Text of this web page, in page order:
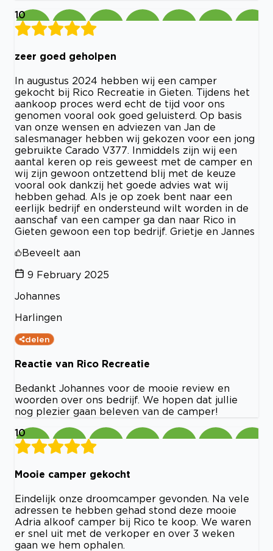
10
zeer goed geholpen
In augustus 2024 hebben wij een camper
gekocht bij Rico Recreatie in Gieten. Tijdens het
aankoop proces werd echt de tijd voor ons
genomen vooral ook goed geluisterd. Op basis
van onze wensen en adviezen van Jan de
salesmanager hebben wij gekozen voor een jong
gebruikte Carado V377. Inmiddels zijn wij een
aantal keren op reis geweest met de camper en
wij zijn gewoon ontzettend blij met de keuze
vooral ook dankzij het goede advies wat wij
hebben gehad. Als je op zoek bent naar een
eerlijk bedrijf en ondersteund wilt worden in de
aanschaf van een camper ga dan naar Rico in
Gieten gewoon een top bedrijf. Grietje en Jannes
Beveelt aan
9 February 2025
Johannes
Harlingen
delen
Reactie van Rico Recreatie
Bedankt Johannes voor de mooie review en
woorden over ons bedrijf. We hopen dat jullie
nog plezier gaan beleven van de camper!
10
Mooie camper gekocht
Eindelijk onze droomcamper gevonden. Na vele
adressen te hebben gehad stond deze mooie
Adria alkoof camper bij Rico te koop. We waren
er snel uit met de verkoper en over 3 weken
gaan we hem ophalen.